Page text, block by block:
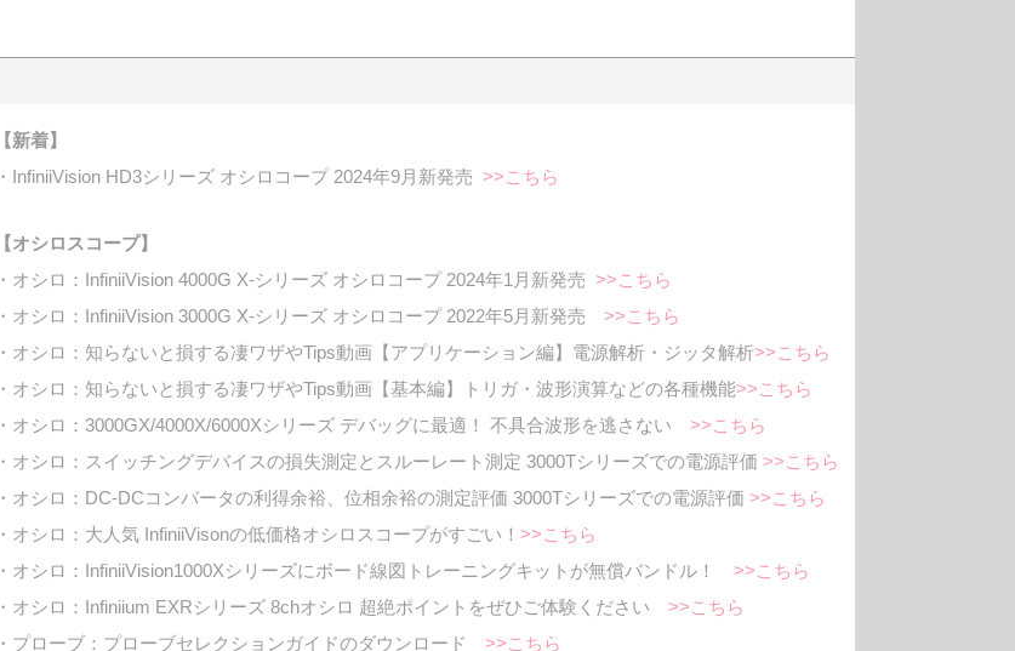
【新着】
・InfiniiVision HD3シリーズ オシロコープ 2024年9月新発売 >>こちら
【オシロスコープ】
・オシロ：InfiniiVision 4000G X-シリーズ オシロコープ 2024年1月新発売 >>こちら
・オシロ：InfiniiVision 3000G X-シリーズ オシロコープ 2022年5月新発売 >>こちら
・オシロ：知らないと損する凄ワザやTips動画【アプリケーション編】電源解析・ジッタ解析>>こちら
・オシロ：知らないと損する凄ワザやTips動画【基本編】トリガ・波形演算などの各種機能>>こちら
・オシロ：3000GX/4000X/6000Xシリーズ デバッグに最適！ 不具合波形を逃さない >>こちら
・オシロ：スイッチングデバイスの損失測定とスルーレート測定 3000Tシリーズでの電源評価 >>こちら
・オシロ：DC-DCコンバータの利得余裕、位相余裕の測定評価 3000Tシリーズでの電源評価 >>こちら
・オシロ：大人気 InfiniiVisonの低価格オシロスコープがすごい！ >>こちら
・オシロ：InfiniiVision1000Xシリーズにボード線図トレーニングキットが無償バンドル！ >>こちら
・オシロ：Infiniium EXRシリーズ 8chオシロ 超絶ポイントをぜひご体験ください >>こちら
・プローブ：プローブセレクションガイドのダウンロード >>こちら